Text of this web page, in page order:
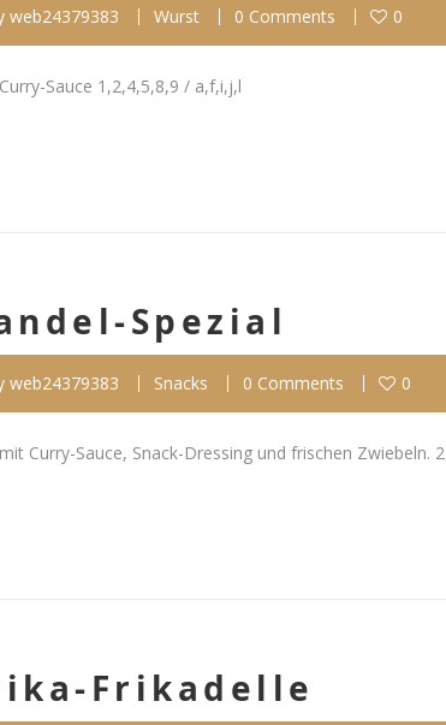
web24379383 Wurst 0 Comments 0
Sauce 1,2,4,5,8,9 / a,f,i,j,l
Spezial
web24379383 Snacks 0 Comments 0
Curry-Sauce, Snack-Dressing und frischen Zwiebeln.
Frikadelle